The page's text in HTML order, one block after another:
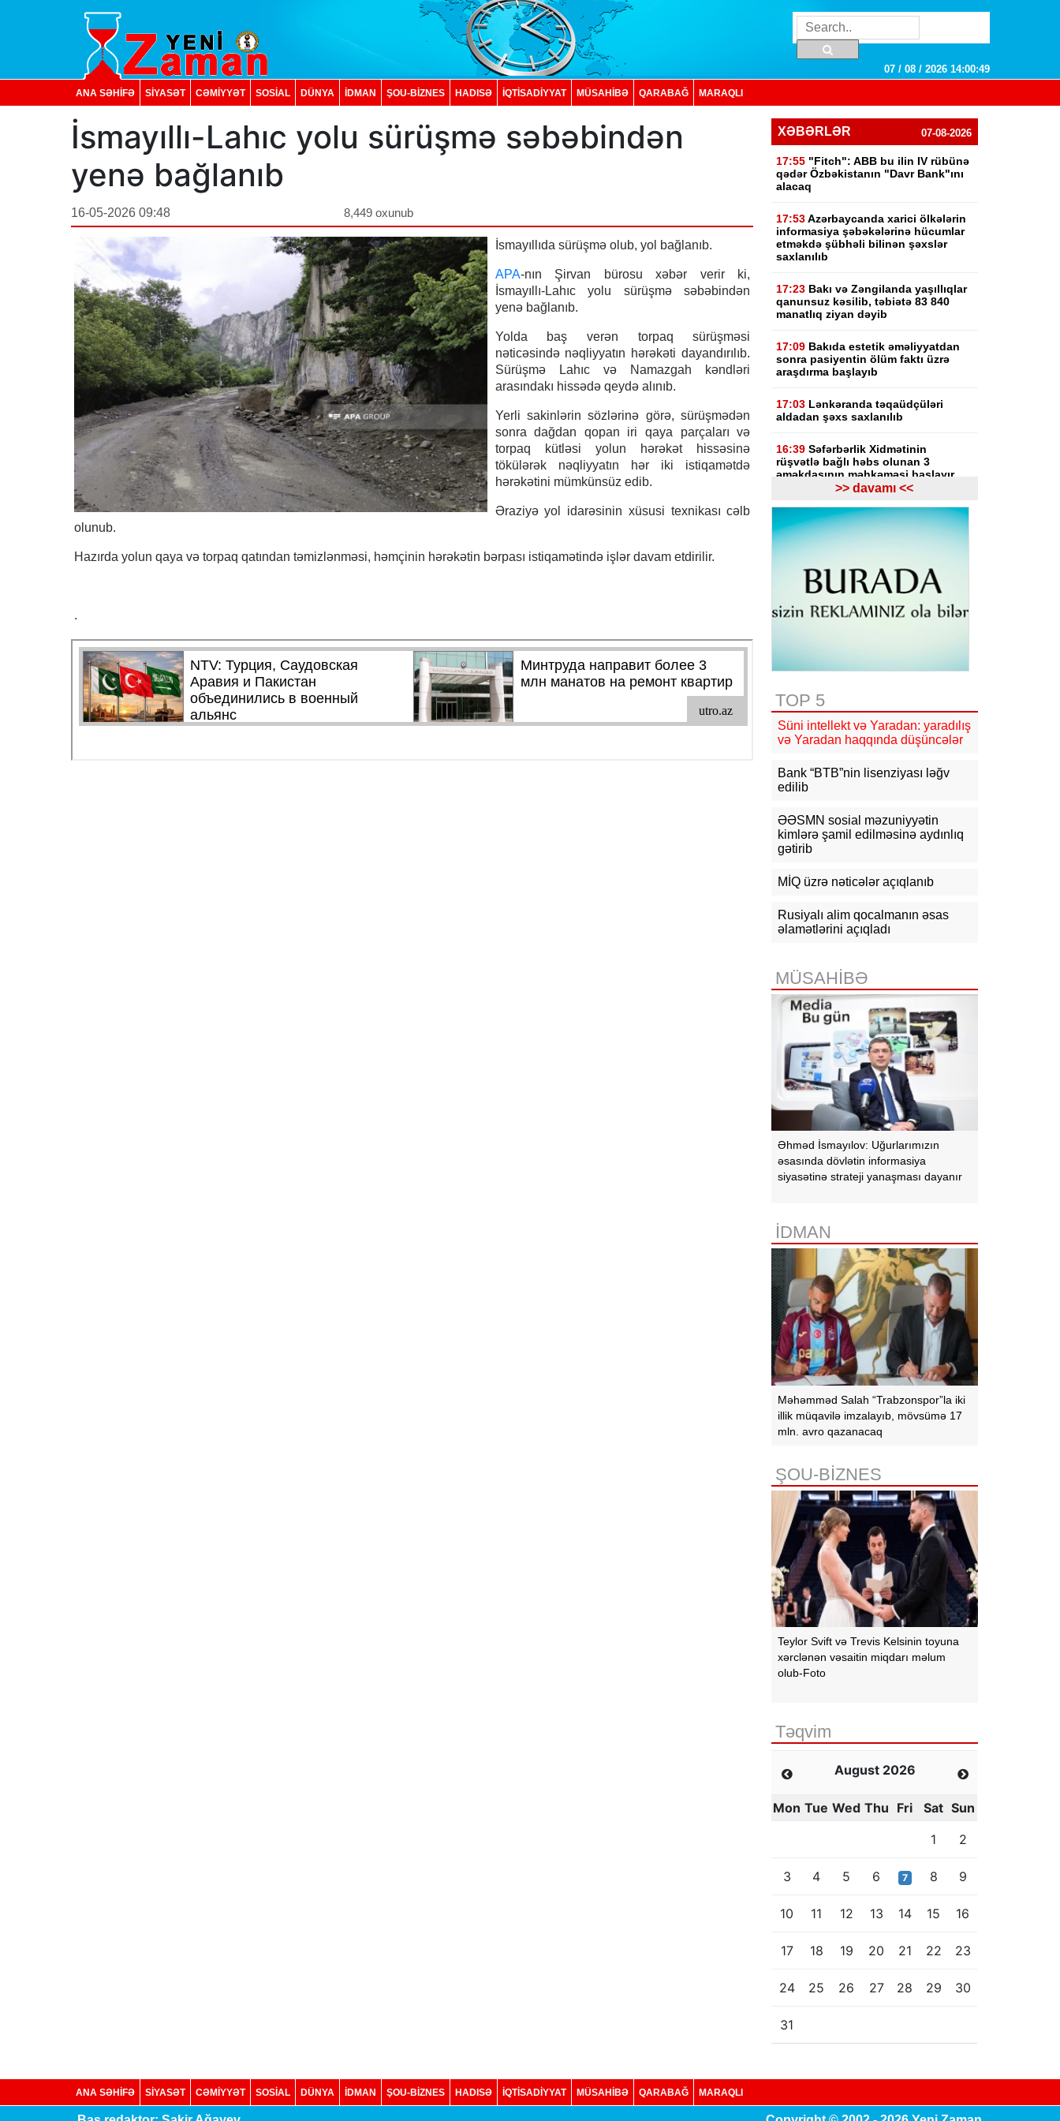
07 / 08 / 2026 14:00:50
ANA SƏHİFƏ SİYASƏT CƏMİYYƏT SOSIAL DÜNYA İDMAN ŞOU-BİZNES HADISƏ İQTISADIYYAT MÜSAHİBƏ QARABAĞ MARAQLI
İsmayıllı-Lahıc yolu sürüşmə səbəbindən
yenə bağlanıb
16-05-2026 09:48 8,449 oxunub
İsmayıllıda sürüşmə olub, yol bağlanıb.
APA-nın Şirvan bürosu xəbər verir ki,
İsmayıllı-Lahıc yolu sürüşmə səbəbindən
yenə bağlanıb.
Yolda baş verən torpaq sürüşməsi
nəticəsində nəqliyyatın hərəkəti dayandırılıb.
Sürüşmə Lahıc və Namazgah kəndləri
arasındakı hissədə qeydə alınıb.
Yerli sakinlərin sözlərinə görə, sürüşmədən
sonra dağdan qopan iri qaya parçaları və
torpaq kütləsi yolun hərəkət hissəsinə
tökülərək nəqliyyatın hər iki istiqamətdə
hərəkətini mümkünsüz edib.
Əraziyə yol idarəsinin xüsusi texnikası cəlb
olunub.
Hazırda yolun qaya və torpaq qatından təmizlənməsi, həmçinin hərəkətin bərpası istiqamətində işlər davam etdirilir.
.
XƏBƏRLƏR 07-08-2026
17:55 "Fitch": ABB bu ilin IV rübünə
qədər Özbəkistanın "Davr Bank"ını
alacaq
17:53 Azərbaycanda xarici ölkələrin
informasiya şəbəkələrinə hücumlar
etməkdə şübhəli bilinən şəxslər
saxlanılıb
17:23 Bakı və Zəngilanda yaşıllıqlar
qanunsuz kəsilib, təbiətə 83 840
manatlıq ziyan dəyib
17:09 Bakıda estetik əməliyyatdan
sonra pasiyentin ölüm faktı üzrə
araşdırma başlayıb
17:03 Lənkəranda təqaüdçüləri
aldadan şəxs saxlanılıb
16:39 Səfərbərlik Xidmətinin
rüşvətlə bağlı həbs olunan 3
əməkdaşının məhkəməsi başlayır
16:26 Bəzi yerlərdə külək
güclənəcək -XƏBƏRDARLIQ
16:10
açıqlanıb
15:50 Ədliyyə naziri Lerik rayonunda
vətəndaşları qəbul edib
zəhərlənib
15:02 Ukrayna aqrar sektora yardım
üçün Aİ-dən 220 milyon avro istəyir
14:50 Türkiyə, Səudiyyə Ərəbistanı
və Pakistan Məkkə Sazişini
imzalayıb: Üzvlərdən birinə hücum
14:30 Tramp: İran razılaşma əldə
etmək istəyir
14:07 Xameneinin hərbi müşaviri:
marşrutun açılmasına icazə
verməyəcək
İran və Oman arasında müvəqqəti
razılaşma əldə olunub
>> davamı <<
TOP 5
Süni intellekt və Yaradan: yaradılış
və Yaradan haqqında düşüncələr
Bank “BTB”nin lisenziyası ləğv
edilib
ƏƏSMN sosial məzuniyyətin
kimlərə şamil edilməsinə aydınlıq
gətirib
MİQ üzrə nəticələr açıqlanıb
Rusiyalı alim qocalmanın əsas
əlamətlərini açıqladı
MÜSAHİBƏ
Əhməd İsmayılov: Uğurlarımızın
əsasında dövlətin informasiya
siyasətinə strateji yanaşması dayanır
İDMAN
Məhəmməd Salah “Trabzonspor”la iki
illik müqavilə imzalayıb, mövsümə 17
mln. avro qazanacaq
ŞOU-BİZNES
Teylor Svift və Trevis Kelsinin toyuna
xərclənən vəsaitin miqdarı məlum
olub-Foto
Təqvim
August 2026
Mon Tue Wed Thu Fri Sat Sun
1
2
3 4 5 6 7 8 9
10 11 12 13 14 15 16
17 18 19 20 21 22 23
24 25 26 27 28 29 30
31
ANA SƏHİFƏ SİYASƏT CƏMİYYƏT SOSIAL DÜNYA İDMAN ŞOU-BİZNES HADISƏ İQTISADIYYAT MÜSAHİBƏ QARABAĞ MARAQLI